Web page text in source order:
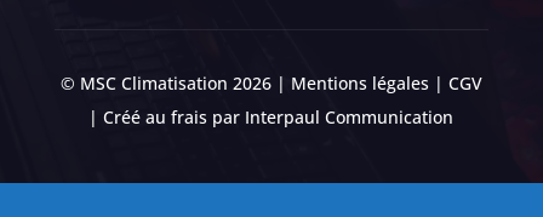
© MSC Climatisation 2026 | Mentions légales| CGV
| Créé au frais par Interpaul Communication